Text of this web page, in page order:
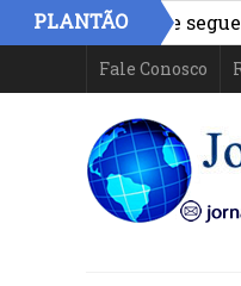
PLANTÃO
PR e segue na
Fale Conosco